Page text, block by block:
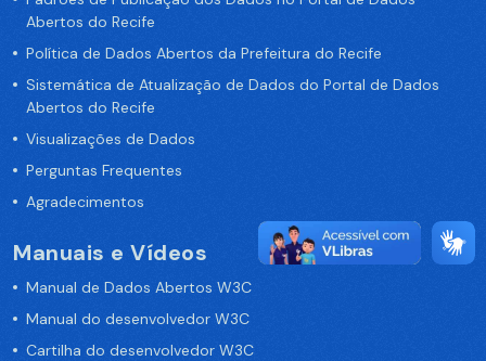
Abertos do Recife
Política de Dados Abertos da Prefeitura do Recife
Sistemática de Atualização de Dados do Portal de Dados
Abertos do Recife
Visualizações de Dados
Perguntas Frequentes
Agradecimentos
Manuais e Vídeos
Manual de Dados Abertos W3C
Manual do desenvolvedor W3C
Cartilha do desenvolvedor W3C